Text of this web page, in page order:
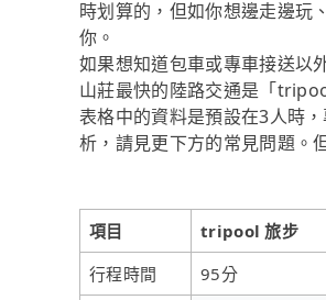
時划算的，但如你想邊走邊玩
你。
如果想知道包車或專車接送以
山莊最快的陸路交通是「
表格中的資料是預設在3人時
析，請見更下方的常見問題。
項目 tripool 旅步
行程時間
95分